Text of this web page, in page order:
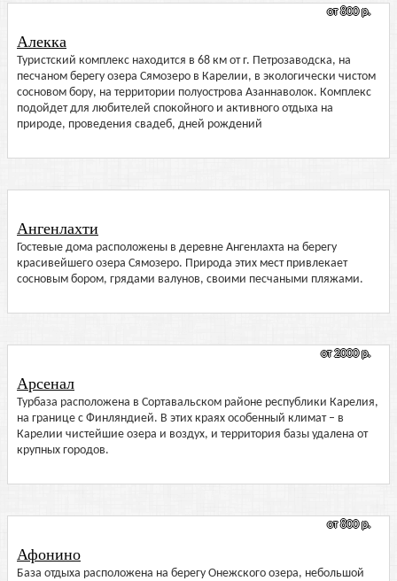
от 800 р.
Алекка
Туристский комплекс находится в 68 км от г. Петрозаводска, на
песчаном берегу озера Сямозеро в Карелии, в экологически чистом
сосновом бору, на территории полуострова Азаннаволок. Комплекс
подойдет для любителей спокойного и активного отдыха на
природе, проведения свадеб, дней рождений
Ангенлахти
Гостевые дома расположены в деревне Ангенлахта на берегу
красивейшего озера Сямозеро. Природа этих мест привлекает
сосновым бором, грядами валунов, своими песчаными пляжами.
от 2000 р.
Арсенал
Турбаза расположена в Сортавальском районе республики Карелия,
на границе с Финляндией. В этих краях особенный климат – в
Карелии чистейшие озера и воздух, и территория базы удалена от
крупных городов.
от 800 р.
Афонино
База отдыха расположена на берегу Онежского озера, небольшой